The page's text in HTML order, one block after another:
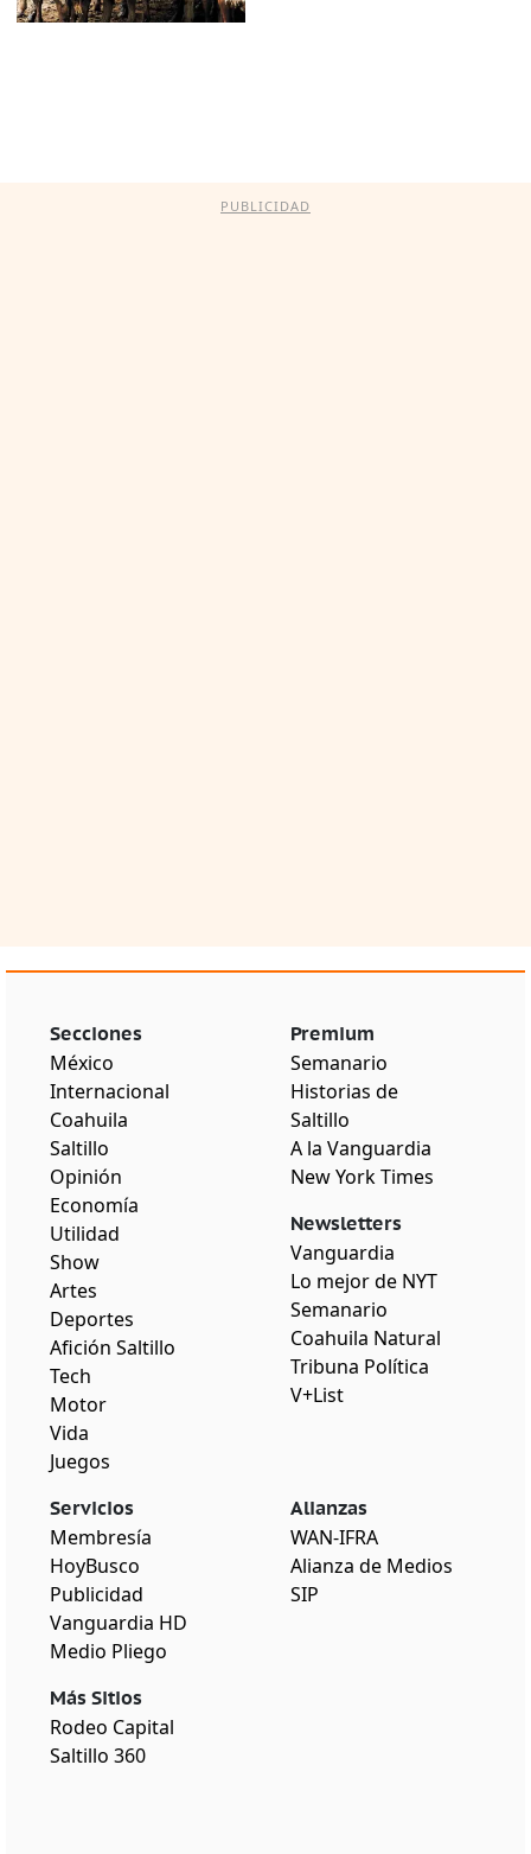
PUBLICIDAD
Secciones
México
Internacional
Coahuila
Saltillo
Opinión
Economía
Utilidad
Show
Artes
Deportes
Afición Saltillo
Tech
Motor
Vida
Juegos
Premium
Semanario
Historias de
Saltillo
A la Vanguardia
New York Times
Newsletters
Vanguardia
Lo mejor de NYT
Semanario
Coahuila Natural
Tribuna Política
V+List
Servicios
Membresía
HoyBusco
Publicidad
Vanguardia HD
Medio Pliego
Más Sitios
Rodeo Capital
Saltillo 360
Alianzas
WAN-IFRA
Alianza de Medios
SIP